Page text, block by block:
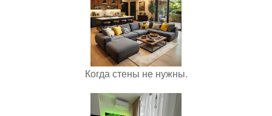
Когда стены не нужны.